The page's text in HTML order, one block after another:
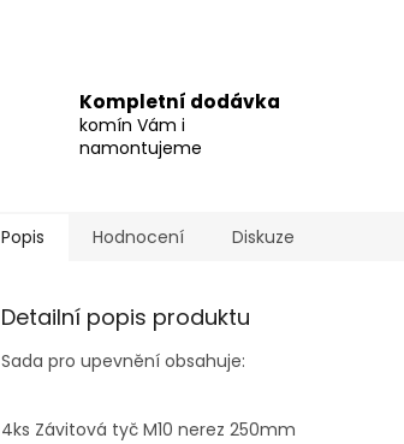
Kompletní dodávka
komín Vám i
namontujeme
Popis Hodnocení Diskuze
Detailní popis produktu
Sada pro upevnění obsahuje:
4ks Závitová tyč M10 nerez 250mm